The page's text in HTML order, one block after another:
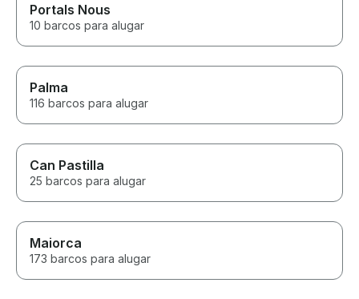
Portals Nous
10 barcos para alugar
Palma
116 barcos para alugar
Can Pastilla
25 barcos para alugar
Maiorca
173 barcos para alugar